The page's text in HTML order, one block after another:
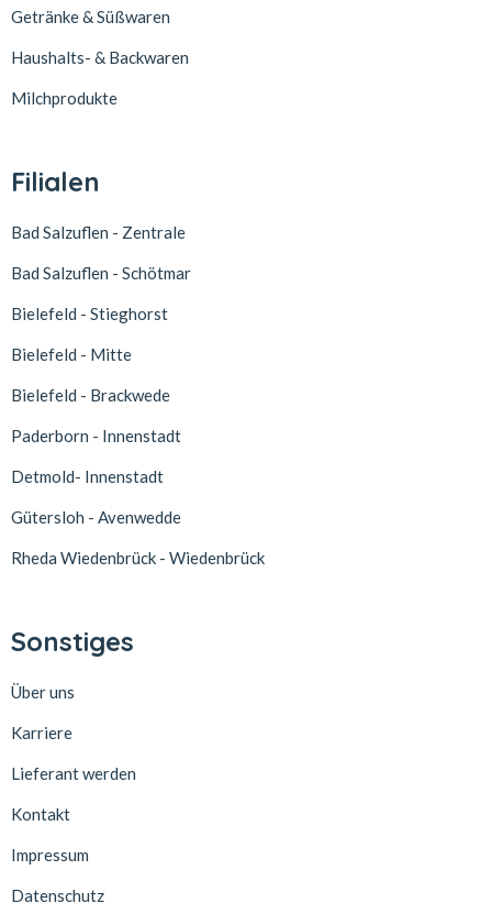
Getränke & Süßwaren
Haushalts- & Backwaren
Milchprodukte
Filialen
Bad Salzuflen - Zentrale
Bad Salzuflen - Schötmar
Bielefeld - Stieghorst
Bielefeld - Mitte
Bielefeld - Brackwede
Paderborn - Innenstadt
Detmold- Innenstadt
Gütersloh - Avenwedde
Rheda Wiedenbrück - Wiedenbrück
Sonstiges
Über uns
Karriere
Lieferant werden
Kontakt
Impressum
Datenschutz